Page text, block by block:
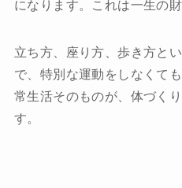
になります。これは一生の
立ち方、座り方、歩き方と
で、特別な運動をしなくて
常生活そのものが、体づく
す。